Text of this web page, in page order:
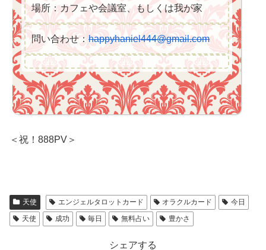
場所：カフェや会議室、もしくは我が家
問い合わせ： happyhaniel444@gmail.com
＜祝！888PV＞
天使 エンジェルタロットカード オラクルカード
今日
天使
成功 毎日 無料占い 豊かさ
シェアする